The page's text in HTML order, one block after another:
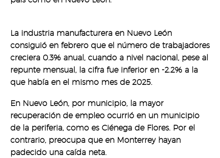
La industria manufacturera en Nuevo León
consiguió en febrero que el número de trabajadores
creciera 0.3% anual, cuando a nivel nacional, pese al
repunte mensual, la cifra fue inferior en -2.2% a la
que había en el mismo mes de 2025.
En Nuevo León, por municipio, la mayor
recuperación de empleo ocurrió en un municipio
de la periferia, como es Ciénega de Flores. Por el
contrario, preocupa que en Monterrey hayan
padecido una caída neta.